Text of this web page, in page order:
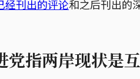
经刊出的评论和之后刊出的
指两岸现状是